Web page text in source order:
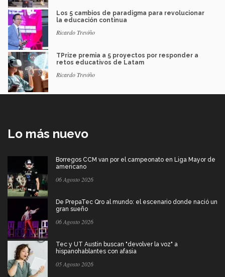
Los 5 cambios de paradigma para revolucionar
la educación continua
Ricardo Treviño
TPrize premia a 5 proyectos por responder a
retos educativos de Latam
Ricardo Treviño
Lo más nuevo
Borregos CCM van por el campeonato en Liga Mayor de
americano
06 Agosto 2026
De PrepaTec Qro al mundo: el escenario donde nació un
gran sueño
06 Agosto 2026
Tec y UT Austin buscan "devolver la voz" a
hispanohablantes con afasia
05 Agosto 2026